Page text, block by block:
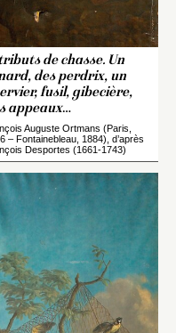
de chasse. Un
des perdrix, un
fusil, gibecière,
appeaux…
Auguste Ortmans (Paris,
– Fontainebleau, 1884), d’après
Desportes (1661-1743)